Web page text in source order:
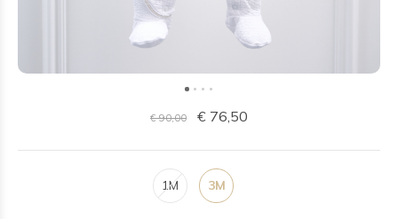
€ 90,00 € 76,50
1M 3M